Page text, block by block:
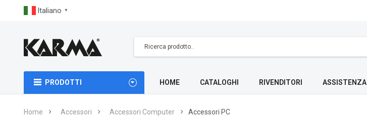
Italiano ▼
PRODOTTI HOME CATALOGHI RIVENDITORI ASSISTENZA
Home Accessori Accessori Computer Accessori PC